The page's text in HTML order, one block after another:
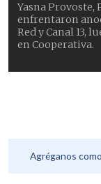
Yasna Provoste,
enfrentaron
Red y Canal 13,
en Cooperativa.
Agréganos